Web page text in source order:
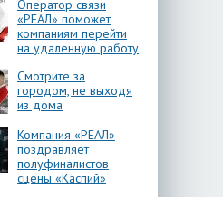
Оператор связи
«РЕАЛ» поможет
компаниям перейти
на удаленную работу
Смотрите за
городом, не выходя
из дома
Компания «РЕАЛ»
поздравляет
полуфиналистов
сцены «Каспий»